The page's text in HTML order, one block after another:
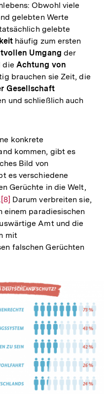
Obwohl viele
gelebten Werte
gelebte
häufig zum ersten
Umgang der
die Achtung von
brauchen sie Zeit, die
Gesellschaft
und schließlich auch
konkrete
kommen, gibt es
Bild von
es verschiedene
Gerüchte in die Welt,
Zur
Auflösung
der
Fußnote
[8] Darum verbreiten sie,
einem paradiesischen
Amt und die
mit
falschen Gerüchten